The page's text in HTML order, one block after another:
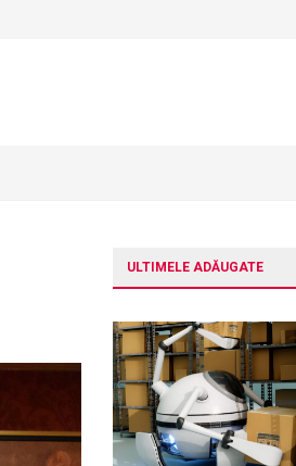
ULTIMELE ADĂUGATE